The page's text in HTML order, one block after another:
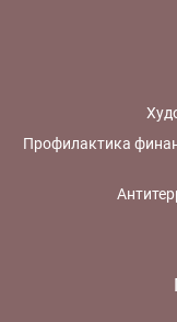
Профилактика